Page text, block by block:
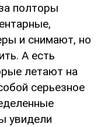
полторы
и снимают, но
А есть
летают на
серьезное
увидели